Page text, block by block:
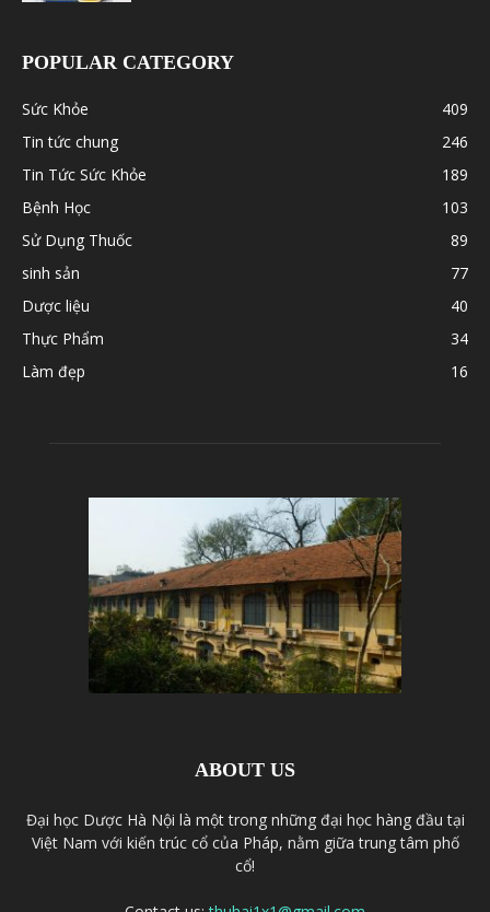
POPULAR CATEGORY
Sức Khỏe
409
Tin tức chung
246
Tin Tức Sức Khỏe
189
Bệnh Học
103
Sử Dụng Thuốc
89
sinh sản
77
Dược liệu
40
Thực Phẩm
34
Làm đẹp
16
ABOUT US
Đại học Dược Hà Nội là một trong những đại học hàng đầu tại
Việt Nam với kiến trúc cổ của Pháp, nằm giữa trung tâm phố
cổ!